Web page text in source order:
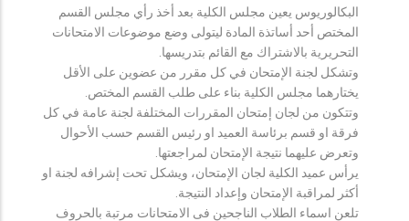
البكالوريوس يعين مجلس الكلية بعد أخذ رأي مجلس القسم
المختص أحد أساتذة المادة ليتولى وضع موضوعات الامتحانات
التحريرية بالاشتراك مع القائم بتدريسها.
وتشكل لجنة الإمتحان في كل مقرر من عضوين على الأقل
يختارهما مجلس الكلية بناء على طلب القسم المختص.
وتتكون من لجان إمتحان المقررات المختلفة لجنة عامة في كل
فرقة او قسم برئاسة العميد او رئيس القسم حسب الأحوال
وتعرض عليهما نتيجة الإمتحان لمراجعتها.
يرأس عميد الكلية لجان الإمتحان، ويشكل تحت إشرافه لجنة او
أكثر لمراقبة الإمتحان وإعداد النتيجة.
تلعن اسماء الطلاب الناجحين فى الامتحانات مرتبة بالحروف